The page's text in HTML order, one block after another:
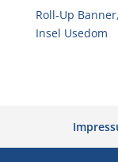
Roll-Up
Insel Usedom